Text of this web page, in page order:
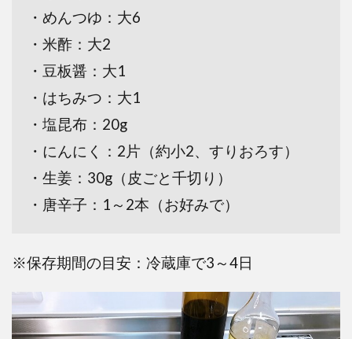
・めんつゆ：大6
・米酢：大2
・豆板醤：大1
・はちみつ：大1
・塩昆布：20g
・にんにく：2片（約小2、すりおろす）
・生姜：30g（皮ごと千切り）
・唐辛子：1～2本（お好みで）
※保存期間の目安：冷蔵庫で3～4日